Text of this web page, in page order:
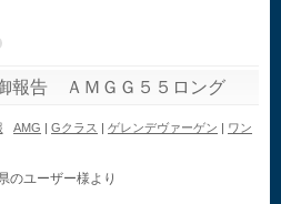
報告 ＡＭＧＧ５５ロング
AMG |Gクラス |ゲレンデヴァーゲン | ワン
のユーザー様より